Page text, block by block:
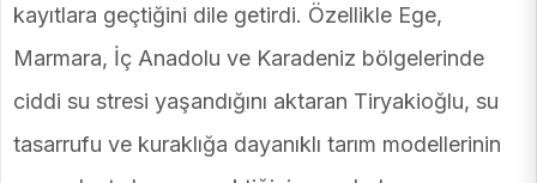
kayıtlara geçtiğini dile getirdi. Özellikle Ege,
Marmara, İç Anadolu ve Karadeniz bölgelerinde
ciddi su stresi yaşandığını aktaran Tiryakioğlu, su
tasarrufu ve kuraklığa dayanıklı tarım modellerinin